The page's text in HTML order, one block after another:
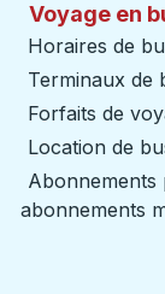
Voyage en
Horaires de
Terminaux de
Forfaits de
Location de
Abonnements
abonnements